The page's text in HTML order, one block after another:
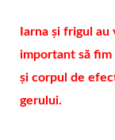
Iarna și frigul au
important să fim
și corpul de
gerului.